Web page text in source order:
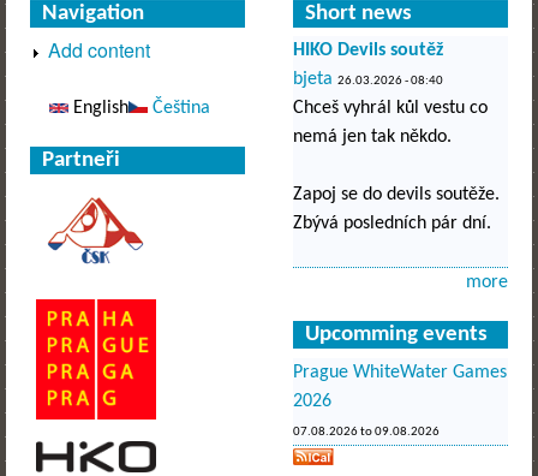
Navigation
Add content
English Čeština
Partneři
Short news
HIKO Devils soutěž
bjeta 26.03.2026 - 08:40
Chceš vyhrál kůl vestu co
nemá jen tak někdo.
Zapoj se do devils soutěže.
Zbývá posledních pár dní.
more
Upcomming events
Prague WhiteWater Games
2026
07.08.2026to09.08.2026